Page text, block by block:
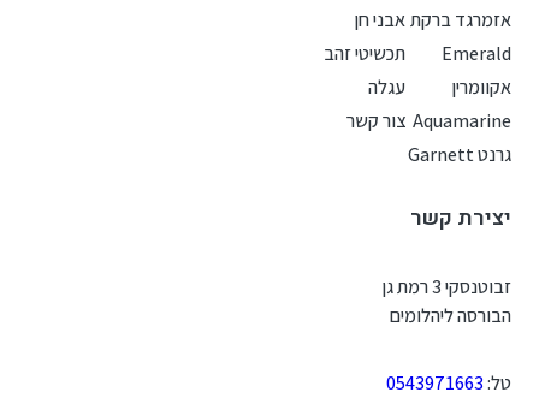
אזמרגד ברקת
Emerald
אקוומרין
Aquamarine
גרנט Garnett
אבני חן
תכשיטי זהב
עגלה
צור קשר
יצירת קשר
זבוטנסקי 3 רמת גן
הבורסה ליהלומים
טל:0543971663